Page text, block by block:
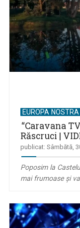
EUROPA NOSTRA
“Caravana
Răscruci |
publicat: Sâmbătă,
Poposim la
mai frumoase și